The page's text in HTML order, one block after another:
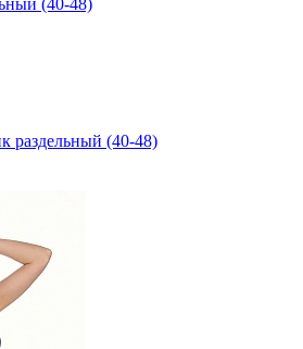
раздельный (40-48)